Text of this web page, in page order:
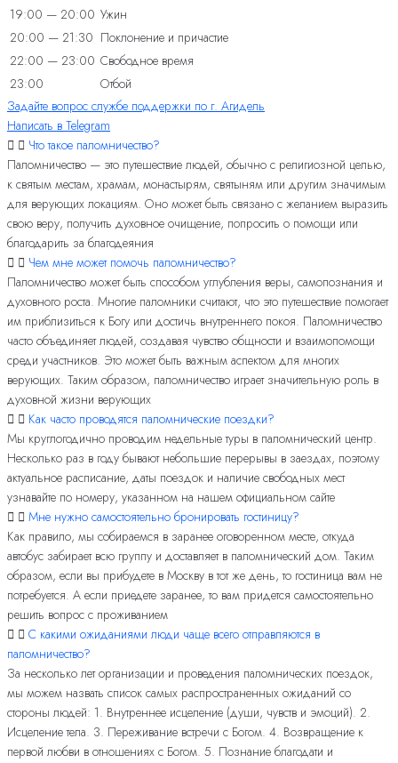
19:00 — 20:00 Ужин
20:00 — 21:30 Поклонение и причастие
22:00 — 23:00 Свободное время
23:00
Отбой
Задайте вопрос службе поддержки по г. Агидель
Написать в Telegram
Что такое паломничество?
Паломничество — это путешествие людей, обычно с религиозной целью,
к святым местам, храмам, монастырям, святыням или другим значимым
для верующих локациям. Оно может быть связано с желанием выразить
свою веру, получить духовное очищение, попросить о помощи или
благодарить за благодеяния
Чем мне может помочь паломничество?
Паломничество может быть способом углубления веры, самопознания и
духовного роста. Многие паломники считают, что это путешествие помогает
им приблизиться к Богу или достичь внутреннего покоя. Паломничество
часто объединяет людей, создавая чувство общности и взаимопомощи
среди участников. Это может быть важным аспектом для многих
верующих. Таким образом, паломничество играет значительную роль в
духовной жизни верующих
Как часто проводятся паломнические поездки?
Мы круглогодично проводим недельные туры в паломнический центр.
Несколько раз в году бывают небольшие перерывы в заездах, поэтому
актуальное расписание, даты поездок и наличие свободных мест
узнавайте по номеру, указанном на нашем официальном сайте
Мне нужно самостоятельно бронировать гостиницу?
Как правило, мы собираемся в заранее оговоренном месте, откуда
автобус забирает всю группу и доставляет в паломнический дом. Таким
образом, если вы прибудете в Москву в тот же день, то гостиница вам не
потребуется. А если приедете заранее, то вам придется самостоятельно
решить вопрос с проживанием
С какими ожиданиями люди чаще всего отправляются в
паломничество?
За несколько лет организации и проведения паломнических поездок,
мы можем назвать список самых распространенных ожиданий со
стороны людей: 1. Внутреннее исцеление (души, чувств и эмоций). 2.
Исцеление тела. 3. Переживание встречи с Богом. 4. Возвращение к
первой любви в отношениях с Богом. 5. Познание благодати и